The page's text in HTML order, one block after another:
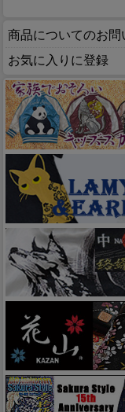
商品についてのお問
お気に入りに登録